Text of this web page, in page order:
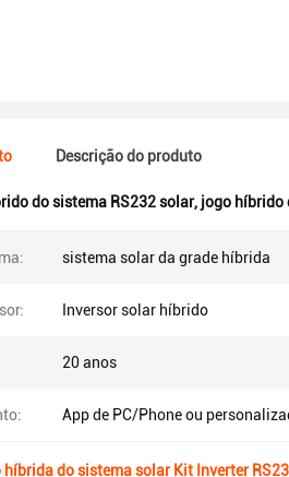
Descrição do produto
do sistema RS232 solar, jogo híbrido
sistema solar da grade híbrida
Inversor solar híbrido
20 anos
App de PC/Phone ou
híbrida do sistema solar Kit Inverter